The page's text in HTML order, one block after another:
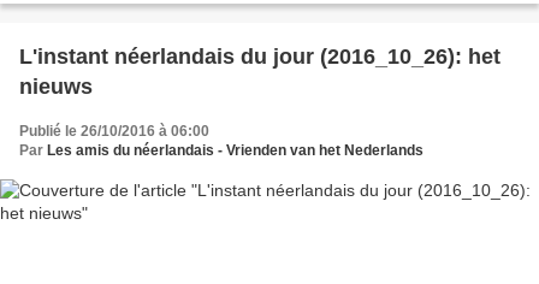
L'instant néerlandais du jour (2016_10_26): het
nieuws
Publié le 26/10/2016 à 06:00
Par Les amis du néerlandais - Vrienden van het Nederlands